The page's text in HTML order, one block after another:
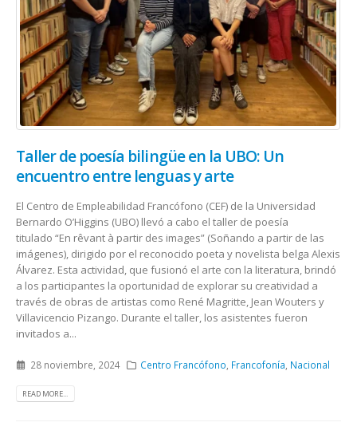
Taller de poesía bilingüe en la UBO: Un
encuentro entre lenguas y arte
El Centro de Empleabilidad Francófono (CEF) de la Universidad
Bernardo O’Higgins (UBO) llevó a cabo el taller de poesía
titulado “En rêvant à partir des images” (Soñando a partir de las
imágenes), dirigido por el reconocido poeta y novelista belga Alexis
Álvarez. Esta actividad, que fusionó el arte con la literatura, brindó
a los participantes la oportunidad de explorar su creatividad a
través de obras de artistas como René Magritte, Jean Wouters y
Villavicencio Pizango. Durante el taller, los asistentes fueron
invitados a...
28 noviembre, 2024 Centro Francófono Francofonía Nacional
READ MORE...